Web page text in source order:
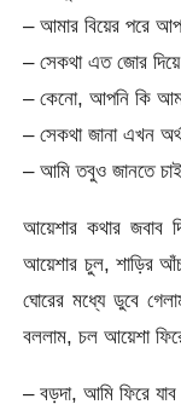
– আমার বিয়ের পরে
– সেকথা এত জোর
– কেনো, আপনি কি
– সেকথা জানা এখন
– আমি তবুও জানতে
আয়েশার কথার জবাব
আয়েশার চুল, শাড়ির
ঘোরের মধ্যে ডুবে
বললাম, চল আয়েশা
– বড়দা, আমি ফিরে